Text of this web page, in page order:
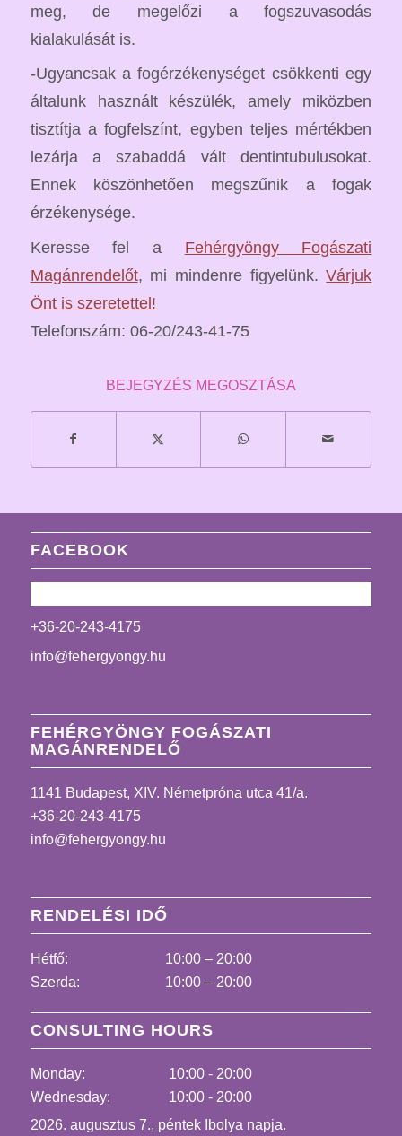
meg, de megelőzi a fogszuvasodás
kialakulását is.
-Ugyancsak a fogérzékenységet csökkenti egy
általunk használt készülék, amely miközben
tisztítja a fogfelszínt, egyben teljes mértékben
lezárja a szabaddá vált dentintubulusokat.
Ennek köszönhetően megszűnik a fogak
érzékenysége.
Keresse fel a Fehérgyöngy Fogászati
Magánrendelőt, mi mindenre figyelünk.Várjuk
Önt is szeretettel!
Telefonszám: 06-20/243-41-75
BEJEGYZÉS MEGOSZTÁSA
FACEBOOK
+36-20-243-4175
info@fehergyongy.hu
FEHÉRGYÖNGY FOGÁSZATI
MAGÁNRENDELŐ
1141 Budapest, XIV. Németpróna utca 41/a.
+36-20-243-4175
info@fehergyongy.hu
RENDELÉSI IDŐ
Hétfő:
10:00 – 20:00
Szerda:
10:00 – 20:00
CONSULTING HOURS
Monday:
10:00 - 20:00
Wednesday:
10:00 - 20:00
2026. augusztus 7., péntek Ibolya napja.